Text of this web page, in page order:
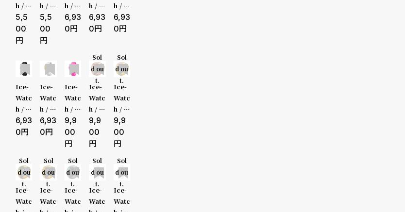
性別
メンズ
ス
キッズ
販売タイプ
全ての商
セール
受注販売
予約販売
商品カテゴリ ブランド
ベルト素材 表示タイプ
イト
ピン
ク S
mall
ー レ
イン
ボー
S32
ーニ
ング
S32
ット
ボー
ル S3
ーク
S32
3H
h / ア
イス
ウォ
ッチ
earni
ng レ
ッド
フッ
トボ
ール
S32
5,5
00
h / ア
イス
ウォ
ッチ
earni
ng レ
ッド
ラブ
S32
3H
5,5
00
h / ア
イス
ウォ
digit
retro
グリ
ーン
ライ
ム Cl
ear S
mall
6,93
0
h / ア
イス
ウォ
digit
retro
スカ
イブ
ルー
Clea
r Sm
all
6,93
0
h / ア
イス
ウォ
digit
retro
ネオ
ンピ
ンク
Clea
r Sm
all
6,93
0
Ice-
Watc
h / ア
イス
ウォ
digit
retro
ブラ
ック
ゴー
6,93
0
Ice-
Watc
h / ア
イス
ウォ
digit
retro
ホワ
イト
ゴー
6,93
0
Ice-
Watc
h / ア
イス
ウォ
ッチ
digit
アイ
ス デ
ジッ
ト ピ
9,9
00
Sol
d ou
t.
Ice-
Watc
h / ア
イス
ウォ
ッチ
ucho
u - ロ
ーズ
ゴー
ルド -
9,9
00
Sol
d ou
t.
Ice-
Watc
h / ア
イス
ウォ
ッチ
ucho
u - ゴ
ール
ドピ
ンク -
9,9
00
Sol
d ou
t.
Ice-
Watc
Sol
d ou
t.
Ice-
Watc
Sol
d ou
t.
Ice-
Watc
Sol
d ou
t.
Ice-
Watc
Sol
d ou
t.
Ice-
Watc